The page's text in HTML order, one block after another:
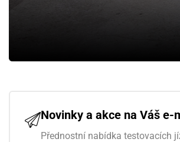
Novinky a akce na Váš e-
Přednostní nabídka testovacích